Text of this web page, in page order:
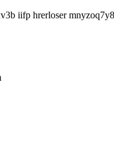
iifp hrerloser